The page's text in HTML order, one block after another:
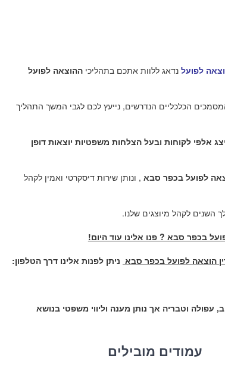
לפועל נדאג ללוות אתכם בתהליכיההוצאה לפועל
הכלכליים הנדרשים, נייעץ לכם לגבי המשך התהליך
אלפי לקוחות ובעל הצלחות משפטיות יוצאות דופן
לפועל בכפר סבא , ונותן שירות דיסקרטי ואמין לקהל
השנים לקהל מיוצגים שלנו.
בכפר סבא ? פנו אלינו עוד היום!
הוצאה לפועל בכפר סבא ניתן לפנות אלינו דרך הטלפון:
וטבריה אך נותן מענה וליווי משפטי בנושא
עמודים מובילים